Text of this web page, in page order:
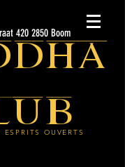
OUVERTS
420 2850 Boom